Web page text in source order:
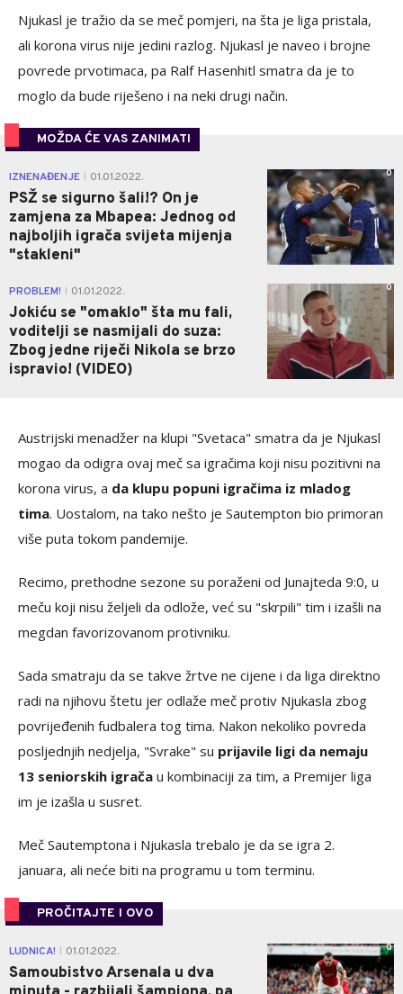
Njukasl je tražio da se meč pomjeri, na šta je liga pristala,
ali korona virus nije jedini razlog. Njukasl je naveo i brojne
povrede prvotimaca, pa Ralf Hasenhitl smatra da je to
moglo da bude riješeno i na neki drugi način.
MOŽDA ĆE VAS ZANIMATI
IZNENAĐENJE 01.01.2022.
PSŽ se sigurno šali!? On je
zamjena za Mbapea: Jednog od
najboljih igrača svijeta mijenja
"stakleni"
0
PROBLEM! 01.01.2022.
Jokiću se "omaklo" šta mu fali,
voditelji se nasmijali do suza:
Zbog jedne riječi Nikola se brzo
ispravio! (VIDEO)
0
Austrijski menadžer na klupi "Svetaca" smatra da je Njukasl
mogao da odigra ovaj meč sa igračima koji nisu pozitivni na
korona virus, a da klupu popuni igračima iz mladog
tima. Uostalom, na tako nešto je Sautempton bio primoran
više puta tokom pandemije.
Recimo, prethodne sezone su poraženi od Junajteda 9:0, u
meču koji nisu željeli da odlože, već su "skrpili" tim i izašli na
megdan favorizovanom protivniku.
Sada smatraju da se takve žrtve ne cijene i da liga direktno
radi na njihovu štetu jer odlaže meč protiv Njukasla zbog
povrijeđenih fudbalera tog tima. Nakon nekoliko povreda
posljednjih nedjelja, "Svrake" su prijavile ligi da nemaju
13 seniorskih igrača u kombinaciji za tim, a Premijer liga
im je izašla u susret.
Meč Sautemptona i Njukasla trebalo je da se igra 2.
januara, ali neće biti na programu u tom terminu.
PROČITAJTE I OVO
LUDNICA! 01.01.2022.
Samoubistvo Arsenala u dva
0